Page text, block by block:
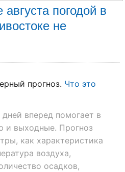
погодой в
не
прогноз. Что это
вперед помогает в
и выходные. Прогноз
как характеристика
воздуха,
осадков,